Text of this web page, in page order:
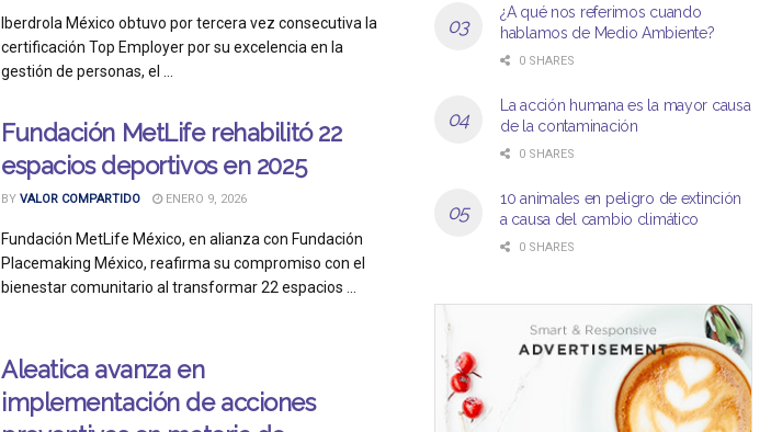
Iberdrola México obtuvo por tercera vez consecutiva la
certificación Top Employer por su excelencia en la
gestión de personas, el ...
Fundación MetLife rehabilitó 22
espacios deportivos en 2025
BY VALOR COMPARTIDO ENERO 9, 2026
Fundación MetLife México, en alianza con Fundación
Placemaking México, reafirma su compromiso con el
bienestar comunitario al transformar 22 espacios ...
Aleatica avanza en
implementación de acciones
¿A qué nos referimos cuando
hablamos de Medio Ambiente?
0 SHARES
La acción humana es la mayor causa
de la contaminación
0 SHARES
10 animales en peligro de extinción
a causa del cambio climático
0 SHARES